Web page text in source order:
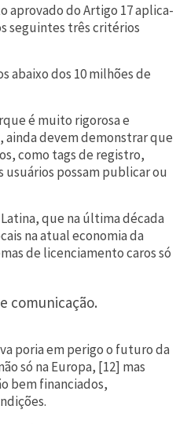
aprovado do Artigo 17 aplica-
seguintes três critérios
abaixo dos 10 milhões de
é muito rigorosa e
ainda devem demonstrar que
como tags de registro,
usuários possam publicar ou
que na última década
na atual economia da
de licenciamento caros só
comunicação.
poria em perigo o futuro da
só na Europa, [12] mas
bem financiados,